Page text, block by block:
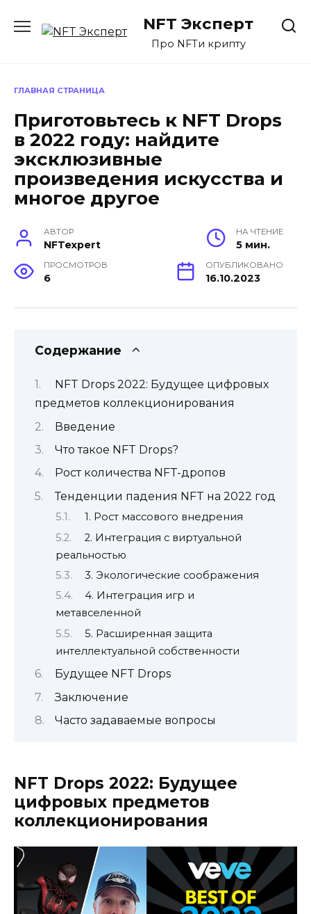
содержанию
NFT Эксперт
Про NFTи крипту
ГЛАВНАЯ СТРАНИЦА
Приготовьтесь к NFT Drops
в 2022 году: найдите
эксклюзивные
произведения искусства и
многое другое
АВТОР
NFTexpert
НА ЧТЕНИЕ
5 мин.
ПРОСМОТРОВ
6
ОПУБЛИКОВАНО
16.10.2023
Содержание
NFT Drops 2022: Будущее цифровых
предметов коллекционирования
Введение
Что такое NFT Drops?
Рост количества NFT-дропов
Тенденции падения NFT на 2022 год
1. Рост массового внедрения
2. Интеграция с виртуальной
реальностью
3. Экологические соображения
4. Интеграция игр и
метавселенной
5. Расширенная защита
интеллектуальной собственности
Будущее NFT Drops
Заключение
Часто задаваемые вопросы
NFT Drops 2022: Будущее
цифровых предметов
коллекционирования